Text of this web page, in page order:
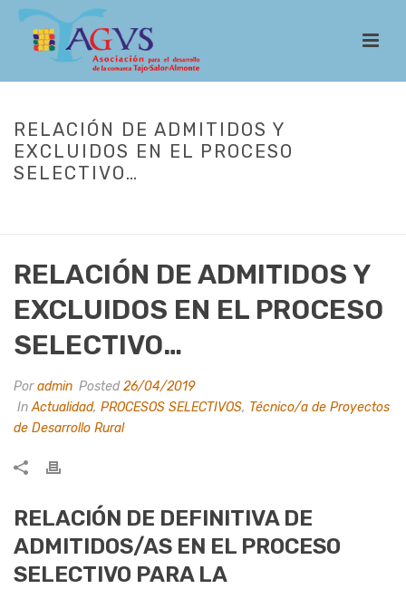
RELACIÓN DE ADMITIDOS Y
EXCLUIDOS EN EL PROCESO
SELECTIVO…
RELACIÓN DE ADMITIDOS Y
EXCLUIDOS EN EL PROCESO
SELECTIVO…
Poradmin Posted26/04/2019
InActualidad, PROCESOS SELECTIVOS, Técnico/a de Proyectos
de Desarrollo Rural
RELACIÓN DE DEFINITIVA DE
ADMITIDOS/AS EN EL PROCESO
SELECTIVO PARA LA